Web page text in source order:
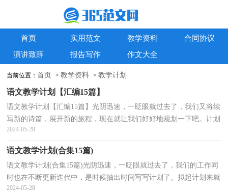
首页 实用范文 教学资料
合同协议
演讲致辞
报告写作 作文大全
当前位置：首页 >教学资料 >教学计划
语文教学计划【汇编15篇】
语文教学计划【汇编15篇】光阴迅速，一眨眼就过去了，我们又将续
写新的诗篇，展开新的旅程，现在就让我们好好地规划一下吧。计划
怎么写才能发挥它最大的作用呢？以下是小编为大家收集...
2024-05-28
语文教学计划(合集15篇)
语文教学计划(合集15篇)光阴迅速，一眨眼就过去了，我们的工作同
时也在不断更新迭代中，是时候抽出时间写写计划了。拟起计划来就
毫无头绪？下面是小编帮大家整理的语文教学计划，欢迎...
2024-05-28